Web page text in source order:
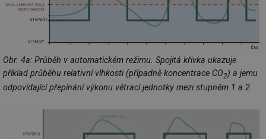
Obr. 4a: Průběh v automatickém režimu. Spojitá křivka ukazuje
příklad průběhu relativní vlhkosti (případně koncentrace CO2) a jemu
odpovídající přepínání výkonu větrací jednotky mezi stupněm 1 a 2.